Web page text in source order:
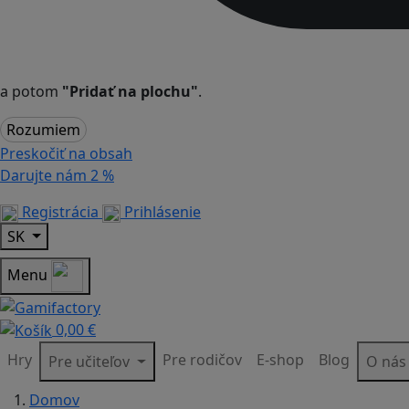
a potom "Pridať na plochu".
Rozumiem
Preskočiť na obsah
Darujte nám 2 %
Registrácia
Prihlásenie
SK
Menu
0,00 €
Hry
Pre učiteľov Pre rodičov E-shop Blog
O nás
Domov